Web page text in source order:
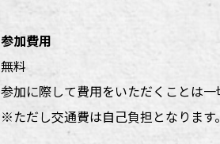
参加費用
無料
参加に際して費用をいただくことは一
※ただし交通費は自己負担となります。